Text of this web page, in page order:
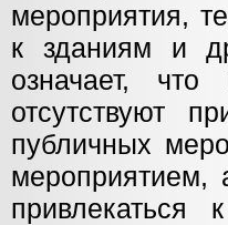
мероприятия,
к зданиям и
означает,
отсутствуют
публичных
мероприятием,
привлекаться